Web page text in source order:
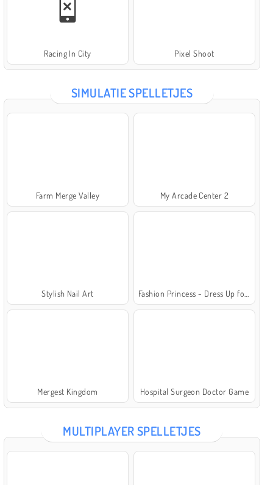
Racing In City Pixel Shoot
SIMULATIE SPELLETJES
Farm Merge Valley My Arcade Center 2
Stylish Nail Art
Mergest Kingdom Hospital Surgeon Doctor Game
MULTIPLAYER SPELLETJES